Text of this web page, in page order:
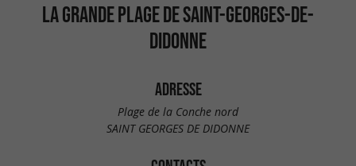
LA GRANDE PLAGE DE SAINT-GEORGES-DE-
DIDONNE
ADRESSE
Plage de la Conche nord
SAINT GEORGES DE DIDONNE